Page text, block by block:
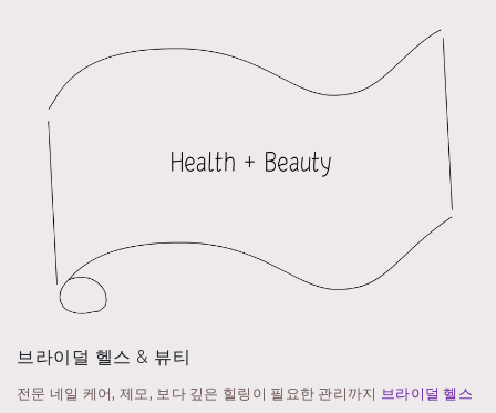
브라이덜 헬스 & 뷰티
전문 네일 케어, 제모, 보다 깊은 힐링이 필요한 관리까지 브라이덜 헬스